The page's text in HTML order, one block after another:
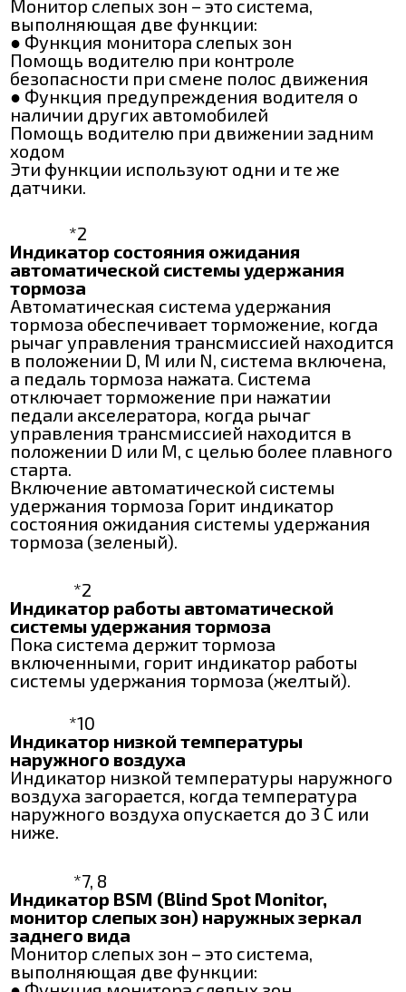
Монитор слепых зон – это система,
выполняющая две функции:
● Функция монитора слепых зон
Помощь водителю при контроле
безопасности при смене полос движения
● Функция предупреждения водителя о
наличии других автомобилей
Помощь водителю при движении задним
ходом
Эти функции используют одни и те же
датчики.
*2
Индикатор состояния ожидания
автоматической системы удержания
тормоза
Автоматическая система удержания
тормоза обеспечивает торможение, когда
рычаг управления трансмиссией находится
в положении D, М или N, система включена,
а педаль тормоза нажата. Система
отключает торможение при нажатии
педали акселератора, когда рычаг
управления трансмиссией находится в
положении D или М, с целью более плавного
старта.
Включение автоматической системы
удержания тормоза Горит индикатор
состояния ожидания системы удержания
тормоза (зеленый).
*2
Индикатор работы автоматической
системы удержания тормоза
Пока система держит тормоза
включенными, горит индикатор работы
системы удержания тормоза (желтый).
*10
Индикатор низкой температуры
наружного воздуха
Индикатор низкой температуры наружного
воздуха загорается, когда температура
наружного воздуха опускается до 3 C или
ниже.
*7, 8
Индикатор BSM (Blind Spot Monitor,
монитор слепых зон) наружных зеркал
заднего вида
Монитор слепых зон – это система,
выполняющая две функции: